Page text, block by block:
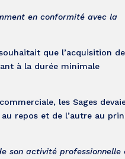
en conformité avec la
que l’acquisition de
à la durée minimale
les Sages
repos et de l’autre au
son activité professionnelle